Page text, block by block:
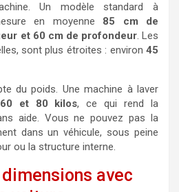
Un modèle standard à
en moyenne 85 cm de
et 60 cm de profondeur. Les
sont plus étroites : environ 45
du poids. Une machine à laver
60 et 80 kilos, ce qui rend la
aide. Vous ne pouvez pas la
dans un véhicule, sous peine
ou la structure interne.
avec